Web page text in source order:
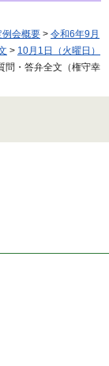
例会概要 > 令和6年9月
> 10月1日（火曜日）
問・答弁全文（権守幸